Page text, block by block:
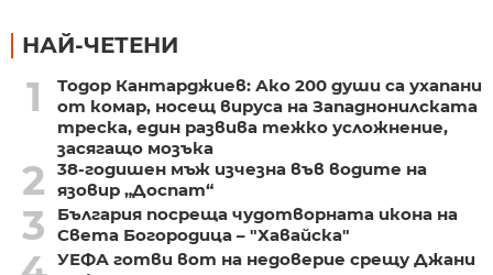
НАЙ-ЧЕТЕНИ
1
Тодор Кантарджиев: Ако 200 души са ухапани
от комар, носещ вируса на Западнонилската
треска, един развива тежко усложнение,
засягащо мозъка
2
38-годишен мъж изчезна във водите на
язовир „Доспат“
3
България посреща чудотворната икона на
Света Богородица – "Хавайска"
УЕФА готви вот на недоверие срещу Джани